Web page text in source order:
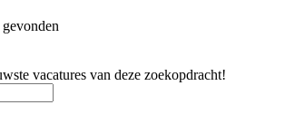
gevonden
vacatures van deze zoekopdracht!